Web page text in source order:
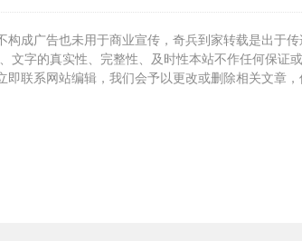
成广告也未用于商业宣传，奇兵到家转载是出于传
字的真实性、完整性、及时性本站不作任何保证
联系网站编辑，我们会予以更改或删除相关文章